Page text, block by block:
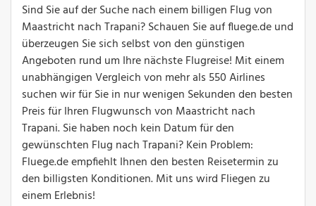
Sind Sie auf der Suche nach einem billigen Flug von
Maastricht nach Trapani? Schauen Sie auf fluege.de und
überzeugen Sie sich selbst von den günstigen
Angeboten rund um Ihre nächste Flugreise! Mit einem
unabhängigen Vergleich von mehr als 550 Airlines
suchen wir für Sie in nur wenigen Sekunden den besten
Preis für Ihren Flugwunsch von Maastricht nach
Trapani. Sie haben noch kein Datum für den
gewünschten Flug nach Trapani? Kein Problem:
Fluege.de empfiehlt Ihnen den besten Reisetermin zu
den billigsten Konditionen. Mit uns wird Fliegen zu
einem Erlebnis!